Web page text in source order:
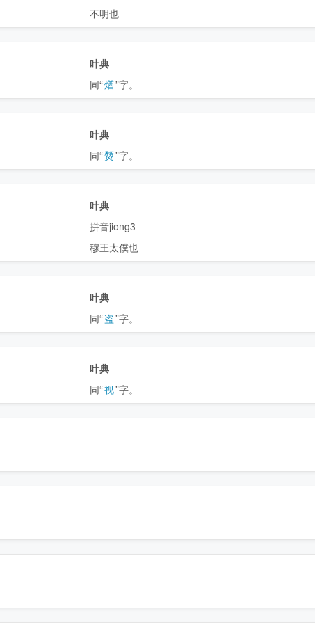
不明也
叶典
同“煪”字。
叶典
同“熃”字。
叶典
拼音jiong3
穆王太僕也
叶典
同“盗”字。
叶典
同“视”字。